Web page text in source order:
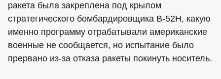
ракета была закреплена под крылом
стратегического бомбардировщика B-52H, какую
именно программу отрабатывали американские
военные не сообщается, но испытание было
прервано из-за отказа ракеты покинуть носитель.